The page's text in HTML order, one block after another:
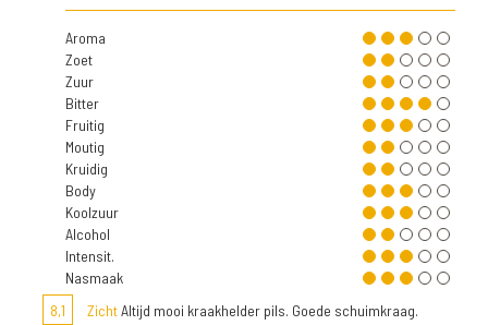
Aroma
Zoet
Zuur
Bitter
Fruitig
Moutig
Kruidig
Body
Koolzuur
Alcohol
Intensit.
Nasmaak
8,1
ZichtAltijd mooi kraakhelder pils. Goede schuimkraag.